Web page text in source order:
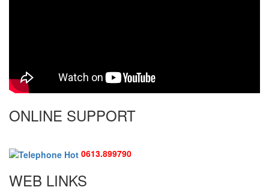
ONLINE SUPPORT
0613.899790
WEB LINKS